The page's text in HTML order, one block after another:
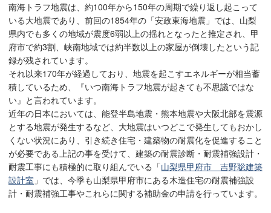
南海トラフ地震は、約100年から150年の周期で繰り返し起こって
いる大地震であり、前回の1854年の「安政東海地震」では、山梨
県内でも多くの地域が震度6弱以上の揺れとなったと推定され、甲
府市で約3割、峡南地域では約半数以上の家屋が倒壊したという記
録が残されています。
それ以来170年が経過しており、地震を起こすエネルギーが相当蓄
積しているため、『いつ南海トラフ地震が起きても不思議ではな
い』と言われています。
近年の日本においては、能登半島地震・熊本地震や大阪北部を震源
とする地震が発生するなど、大地震はいつどこで発生してもおかし
くない状況にあり、引き続き住宅・建築物の耐震化を促進すること
が必要である上記の事を受けて、建築の耐震診断・耐震補強設計・
耐震工事にも積極的に取り組んでいる「山梨県甲府市 吉野聡建築
設計室 」では、今季も山梨県甲府市にある木造住宅の耐震補強設
計・耐震補強工事やこれらに関する補助金の申請を行っています。